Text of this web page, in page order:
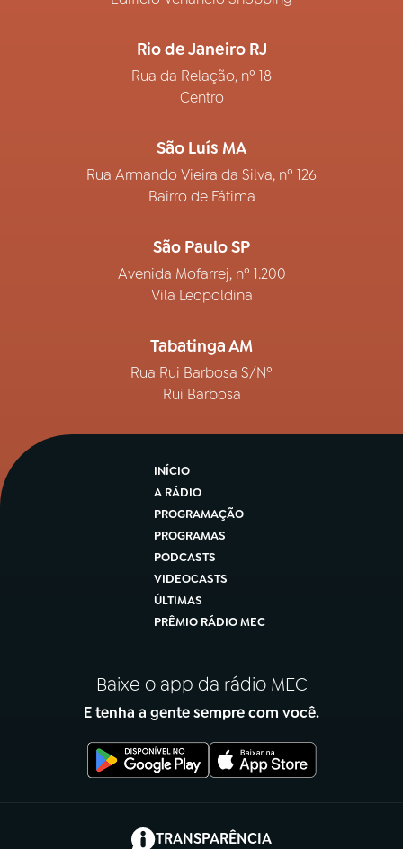
Rio de Janeiro RJ
Rua da Relação, nº 18
Centro
São Luís MA
Rua Armando Vieira da Silva, nº 126
Bairro de Fátima
São Paulo SP
Avenida Mofarrej, nº 1.200
Vila Leopoldina
Tabatinga AM
Rua Rui Barbosa S/Nº
Rui Barbosa
INÍCIO
A RÁDIO
PROGRAMAÇÃO
PROGRAMAS
PODCASTS
VIDEOCASTS
ÚLTIMAS
PRÊMIO RÁDIO MEC
Baixe o app da rádio MEC
E tenha a gente sempre com você.
TRANSPARÊNCIA
(abre em nova aba)